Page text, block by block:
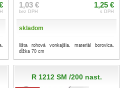
1,03 €
bez DPH
1,25 €
s DPH
skladom
lišta rohová vonkajšia, materiál borovica,
dĺžka 70 cm
R 1212 SM /200 nast.